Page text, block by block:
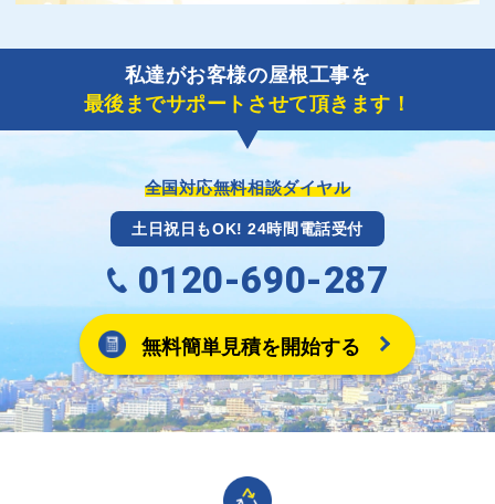
私達がお客様の屋根工事を
最後までサポートさせて頂きます！
全国対応無料相談ダイヤル
土日祝日もOK! 24時間電話受付
0120-690-287
無料簡単見積を開始する